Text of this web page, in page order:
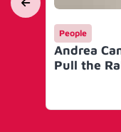
People
Andrea
Pull the